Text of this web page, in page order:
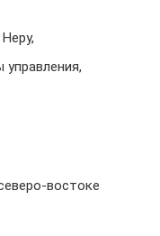
управления,
востоке